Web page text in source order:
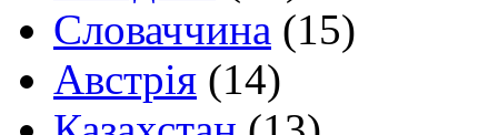
Словаччина (15)
Австрія (14)